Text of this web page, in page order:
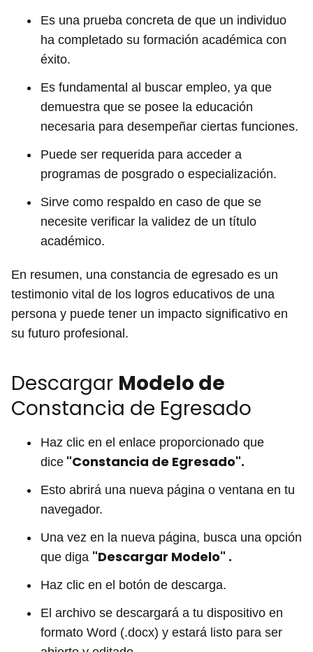
Es una prueba concreta de que un individuo
ha completado su formación académica con
éxito.
Es fundamental al buscar empleo, ya que
demuestra que se posee la educación
necesaria para desempeñar ciertas funciones.
Puede ser requerida para acceder a
programas de posgrado o especialización.
Sirve como respaldo en caso de que se
necesite verificar la validez de un título
académico.
En resumen, una constancia de egresado es un
testimonio vital de los logros educativos de una
persona y puede tener un impacto significativo en
su futuro profesional.
Descargar Modelo de
Constancia de Egresado
Haz clic en el enlace proporcionado que
dice "Constancia de Egresado".
Esto abrirá una nueva página o ventana en tu
navegador.
Una vez en la nueva página, busca una opción
que diga "Descargar Modelo" .
Haz clic en el botón de descarga.
El archivo se descargará a tu dispositivo en
formato Word (.docx) y estará listo para ser